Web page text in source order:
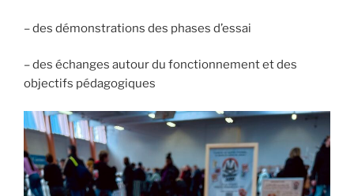
– des démonstrations des phases d’essai
– des échanges autour du fonctionnement et des
objectifs pédagogiques